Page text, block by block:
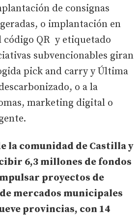
de consignas
o implantación en
código QR y etiquetado
subvencionables giran
pick and carry y Última
o a la
marketing digital o
la comunidad de Castilla y
6,3 millones de fondos
proyectos de
mercados municipales
provincias, con 14